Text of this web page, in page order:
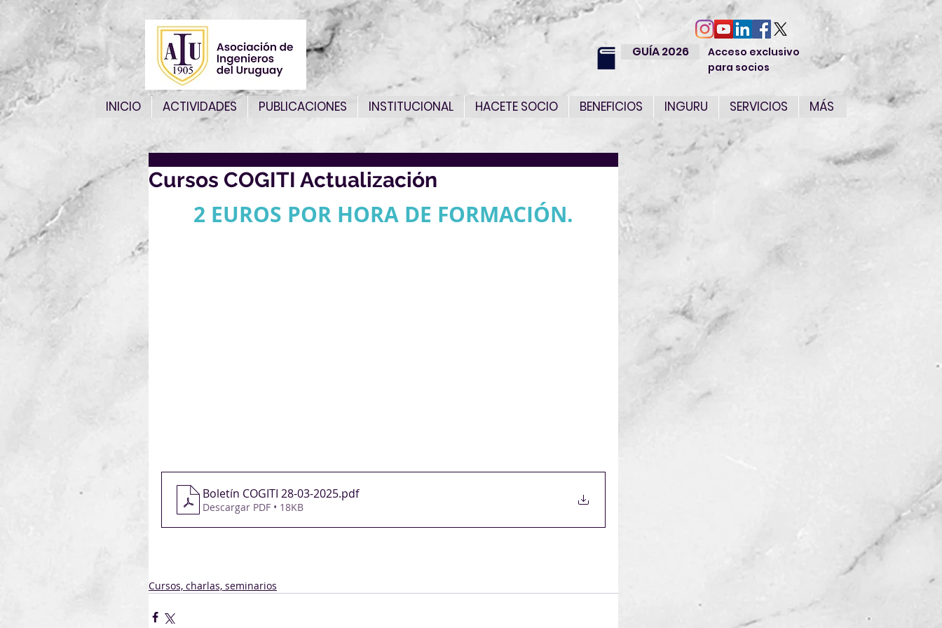
GUÍA 2026
Acceso exclusivo
para socios
INICIO ACTIVIDADES PUBLICACIONES INSTITUCIONAL HACETE SOCIO BENEFICIOS INGURU SERVICIOS MÁS
Cursos COGITI Actualización
2 EUROS POR HORA DE FORMACIÓN.
Boletín COGITI 28-03-2025.pdf
Descargar PDF • 18KB
Cursos, charlas, seminarios